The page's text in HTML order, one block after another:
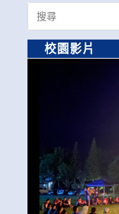
Search
for:
校園影片